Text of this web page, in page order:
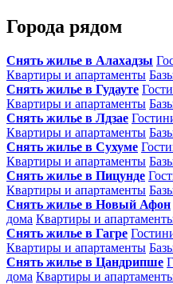
Города рядом
Снять жилье в Алахадзы
Квартиры и апартаменты
Снять жилье в Гудауте
Квартиры и апартаменты
Снять жилье в Лдзае
Квартиры и апартаменты
Снять жилье в Сухуме
Квартиры и апартаменты
Снять жилье в Пицунде
Квартиры и апартаменты
Снять жилье в Новый Афон
дома Квартиры и
Снять жилье в Гагре
Квартиры и апартаменты
Снять жилье в Цандрипше
дома Квартиры и